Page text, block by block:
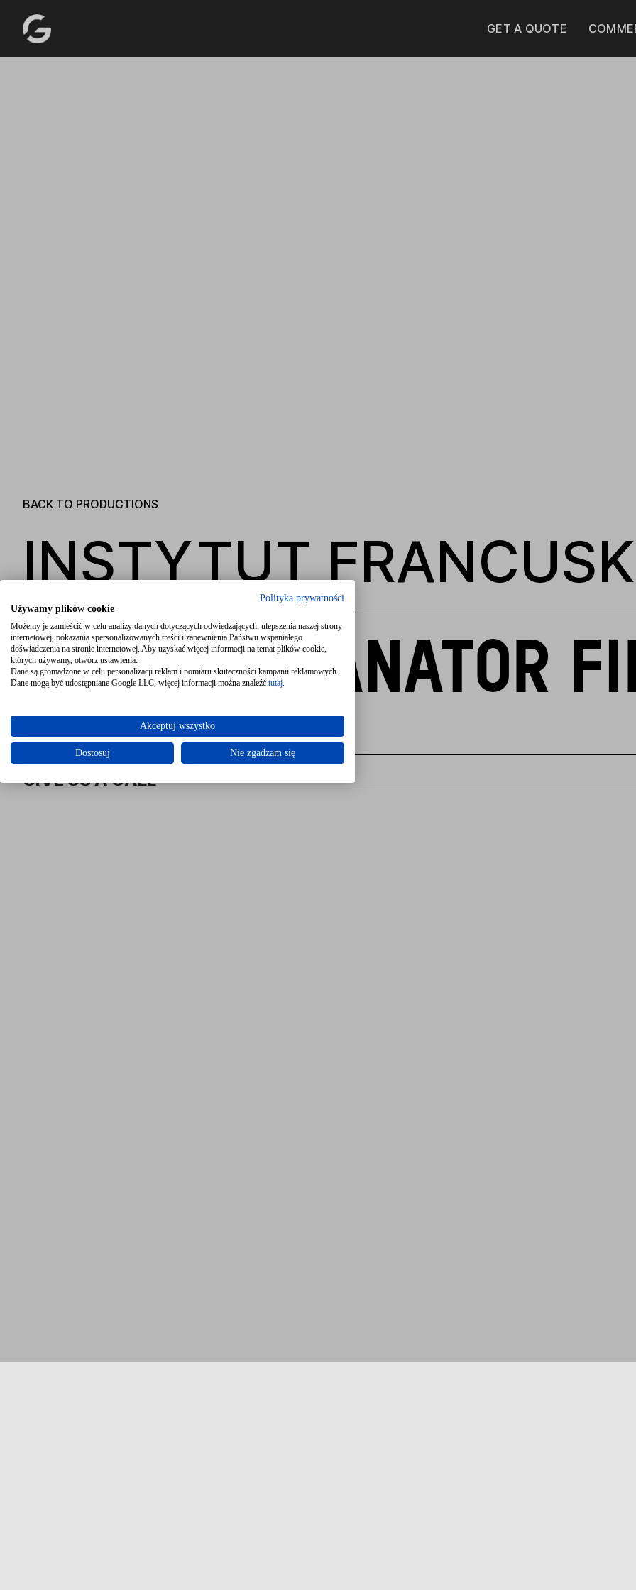
GET A QUOTE
BACK TO PRODUCTIONS
INSTYTUT
GRANATOR
GET A QUOTE
GIVE US A CALL
Polityka prywatności
Używamy plików cookie
Możemy je zamieścić w celu analizy danych dotyczących odwiedzających, ulepszenia naszej strony
internetowej, pokazania spersonalizowanych treści i zapewnienia Państwu wspaniałego
doświadczenia na stronie internetowej. Aby uzyskać więcej informacji na temat plików cookie,
których używamy, otwórz ustawienia.
Dane są gromadzone w celu personalizacji reklam i pomiaru skuteczności kampanii reklamowych.
Dane mogą być udostępniane Google LLC, więcej informacji można znaleźć tutaj
Akceptuj wszystko
Dostosuj Nie zgadzam się